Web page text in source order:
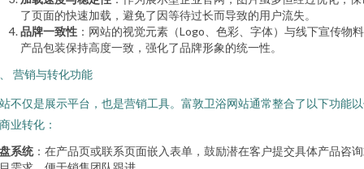
了页面的快速加载，避免了因等待过长而导致的用户流失。
品牌一致性 ：网站的视觉元素（Logo、色彩、字体）与线下宣传物
产品包装保持高度一致，强化了品牌形象的统一性。
营销与转化功能
不仅是展示平台，也是营销工具。富敦卫浴网站通常整合了以下功能
业转化：
系统：在产品页或联系页面嵌入表单，鼓励潜在客户提交具体产品咨